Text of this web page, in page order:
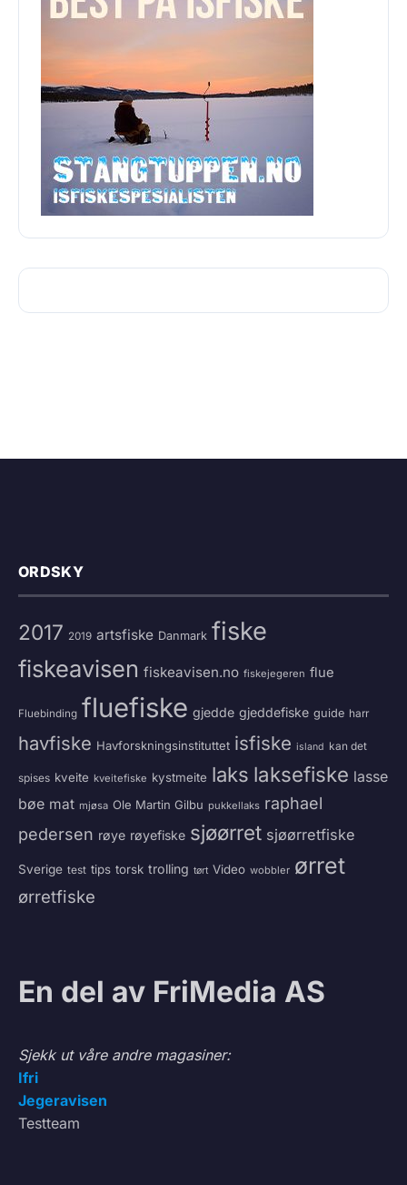
ORDSKY
2017 2019 artsfiske Danmark fiske
fiskeavisen fiskeavisen.no fiskejegeren flue
Fluebinding fluefiske gjedde gjeddefiske guide harr
havfiske Havforskningsinstituttet isfiske island kan det
spises kveite kveitefiske kystmeite laks laksefiske lasse
bøe mat mjøsa Ole Martin Gilbu pukkellaks raphael
pedersen røye røyefiske sjøørret sjøørretfiske
Sverige test tips torsk trolling tørt Video wobbler ørret
ørretfiske
En del av FriMedia AS
Sjekk ut våre andre magasiner:
Ifri
Jegeravisen
Testteam